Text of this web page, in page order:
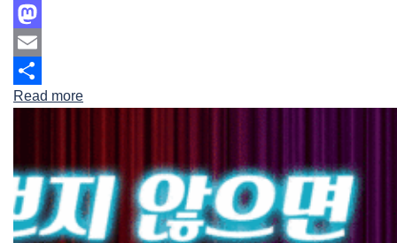
Facebook
Mastodon
Email
Share
Read more